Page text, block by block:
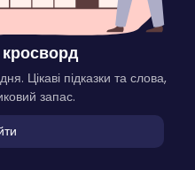
Цікаві підказки та слова,
запас.